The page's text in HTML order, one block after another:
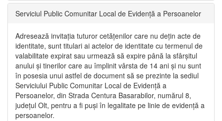
Serviciul Public Comunitar Local de Evidență a Persoanelor
Adresează invitația tuturor cetățenilor care nu dețin acte de
identitate, sunt titulari ai actelor de identitate cu termenul de
valabilitate expirat sau urmează să expire până la sfârșitul
anului și tinerilor care au împlinit vârsta de 14 ani și nu sunt
în posesia unui astfel de document să se prezinte la sediul
Serviciului Public Comunitar Local de Evidență a
Persoanelor, din Strada Centura Basarabilor, numărul 8,
județul Olt, pentru a fi puși în legalitate pe linie de evidență a
persoanelor.